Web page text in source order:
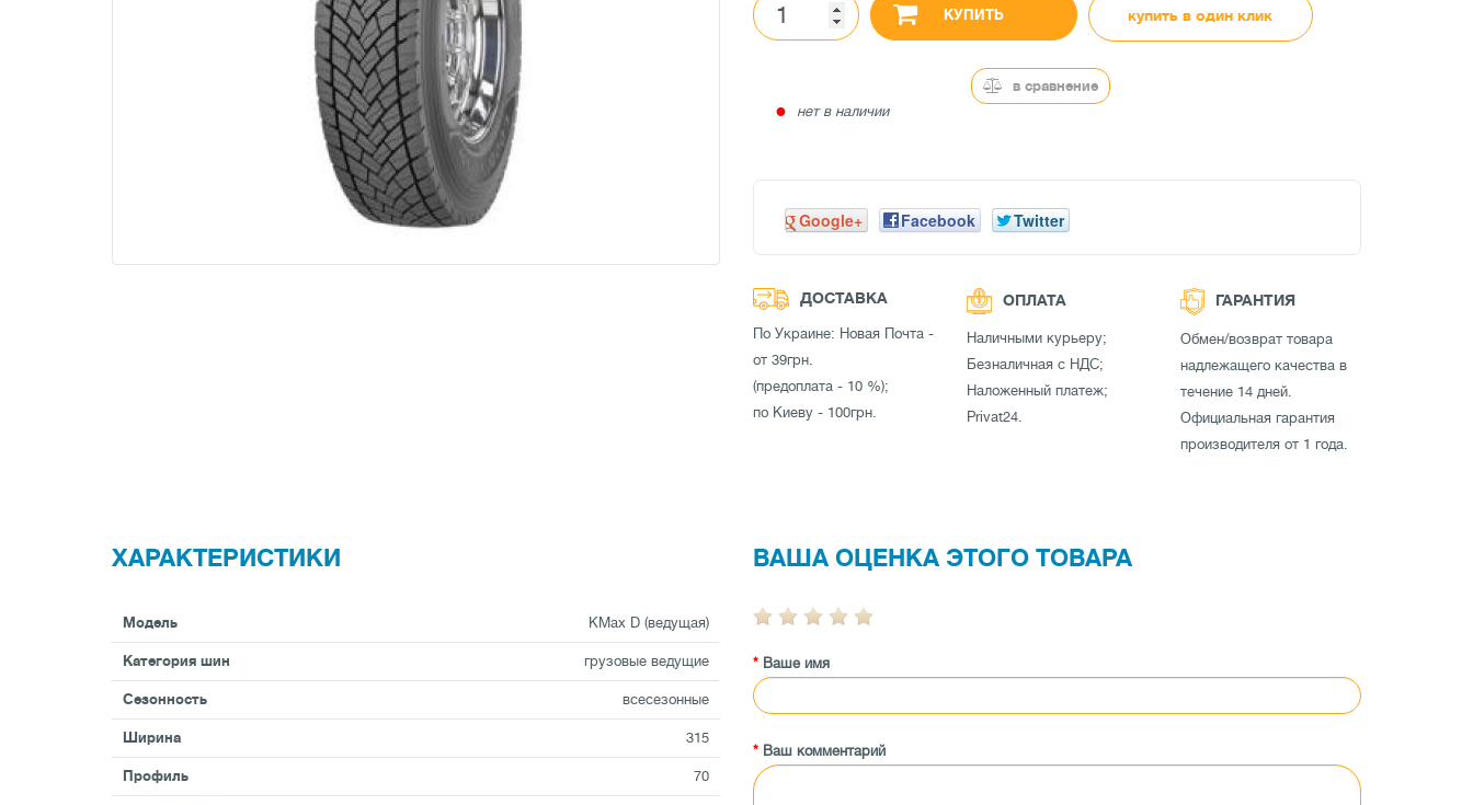
КУПИТЬ купить в один клик
● нет в наличии
в сравнение
Google+ Facebook Twitter
ДОСТАВКА
По Украине: Новая Почта -
от 39грн.
(предоплата - 10 %);
по Киеву - 100грн.
ОПЛАТА
Наличными курьеру;
Безналичная с НДС;
Наложенный платеж;
Privat24.
ГАРАНТИЯ
Обмен/возврат товара
надлежащего качества в
течение 14 дней.
Официальная гарантия
производителя от 1 года.
ХАРАКТЕРИСТИКИ
Модель KMax D (ведущая)
Категория шин грузовые ведущие
Сезонность всесезонные
Ширина 315
Профиль 70
ВАША ОЦЕНКА ЭТОГО ТОВАРА
Ваше имя
Ваш комментарий